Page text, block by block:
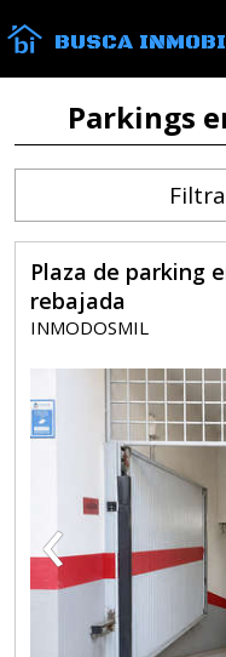
BUSCA
Parkings
Plaza de parking
rebajada
INMODOSMIL
‹